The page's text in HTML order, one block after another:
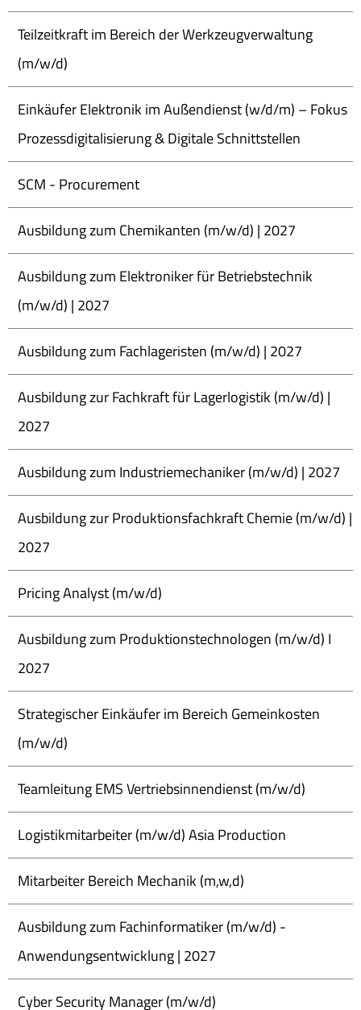
Teilzeitkraft im Bereich der Werkzeugverwaltung
(m/w/d)
Einkäufer Elektronik im Außendienst (w/d/m) – Fokus
Prozessdigitalisierung & Digitale Schnittstellen
SCM - Procurement
Ausbildung zum Chemikanten (m/w/d) | 2027
Ausbildung zum Elektroniker für Betriebstechnik
(m/w/d) | 2027
Ausbildung zum Fachlageristen (m/w/d) | 2027
Ausbildung zur Fachkraft für Lagerlogistik (m/w/d) |
2027
Ausbildung zum Industriemechaniker (m/w/d) | 2027
Ausbildung zur Produktionsfachkraft Chemie (m/w/d) |
2027
Pricing Analyst (m/w/d)
Ausbildung zum Produktionstechnologen (m/w/d) I
2027
Strategischer Einkäufer im Bereich Gemeinkosten
(m/w/d)
Teamleitung EMS Vertriebsinnendienst (m/w/d)
Logistikmitarbeiter (m/w/d) Asia Production
Mitarbeiter Bereich Mechanik (m,w,d)
Ausbildung zum Fachinformatiker (m/w/d) -
Anwendungsentwicklung | 2027
Cyber Security Manager (m/w/d)